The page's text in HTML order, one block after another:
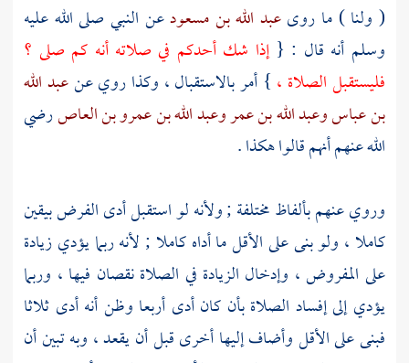
( ولنا ) ما روىعبد الله بن مسعودعن النبي صلى الله عليه
وسلم أنه قال : {إذا شك أحدكم في صلاته أنه كم صلى ؟
فليستقبل الصلاة ، } أمر بالاستقبال ، وكذا روي عنعبد الله
بن عباسوعبد الله بن عمروعبد الله بن عمرو بن العاصرضي
الله عنهم أنهم قالوا هكذا .
وروي عنهم بألفاظ مختلفة ; ولأنه لو استقبل أدى الفرض بيقين
كاملا ، ولو بنى على الأقل ما أداه كاملا ; لأنه ربما يؤدي زيادة
على المفروض ، وإدخال الزيادة في الصلاة نقصان فيها ، وربما
يؤدي إلى إفساد الصلاة بأن كان أدى أربعا وظن أنه أدى ثلاثا
فبنى على الأقل وأضاف إليها أخرى قبل أن يقعد ، وبه تبين أن